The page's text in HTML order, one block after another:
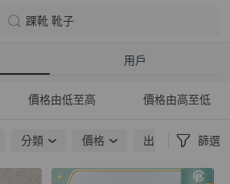
踝靴 靴子
用戶
價格由低至高 價格由高至低
分類 價格 出貨地點 篩選